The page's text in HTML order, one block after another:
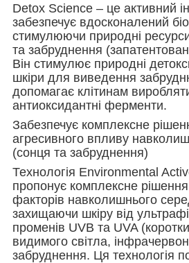
Detox Science – це активний
забезпечує вдосконалений
стимулюючи природні
та забруднення
Він стимулює природні
шкіри для виведення
допомагає клітинам
антиоксидантні ферменти.
Забезпечує комплексне
агресивного впливу
(сонця та забруднення)
Технологія Environmental
пропонує комплексне
факторів навколишнього
захищаючи шкіру від
променів UVB та UVA
видимого світла,
забруднення. Ця технологія